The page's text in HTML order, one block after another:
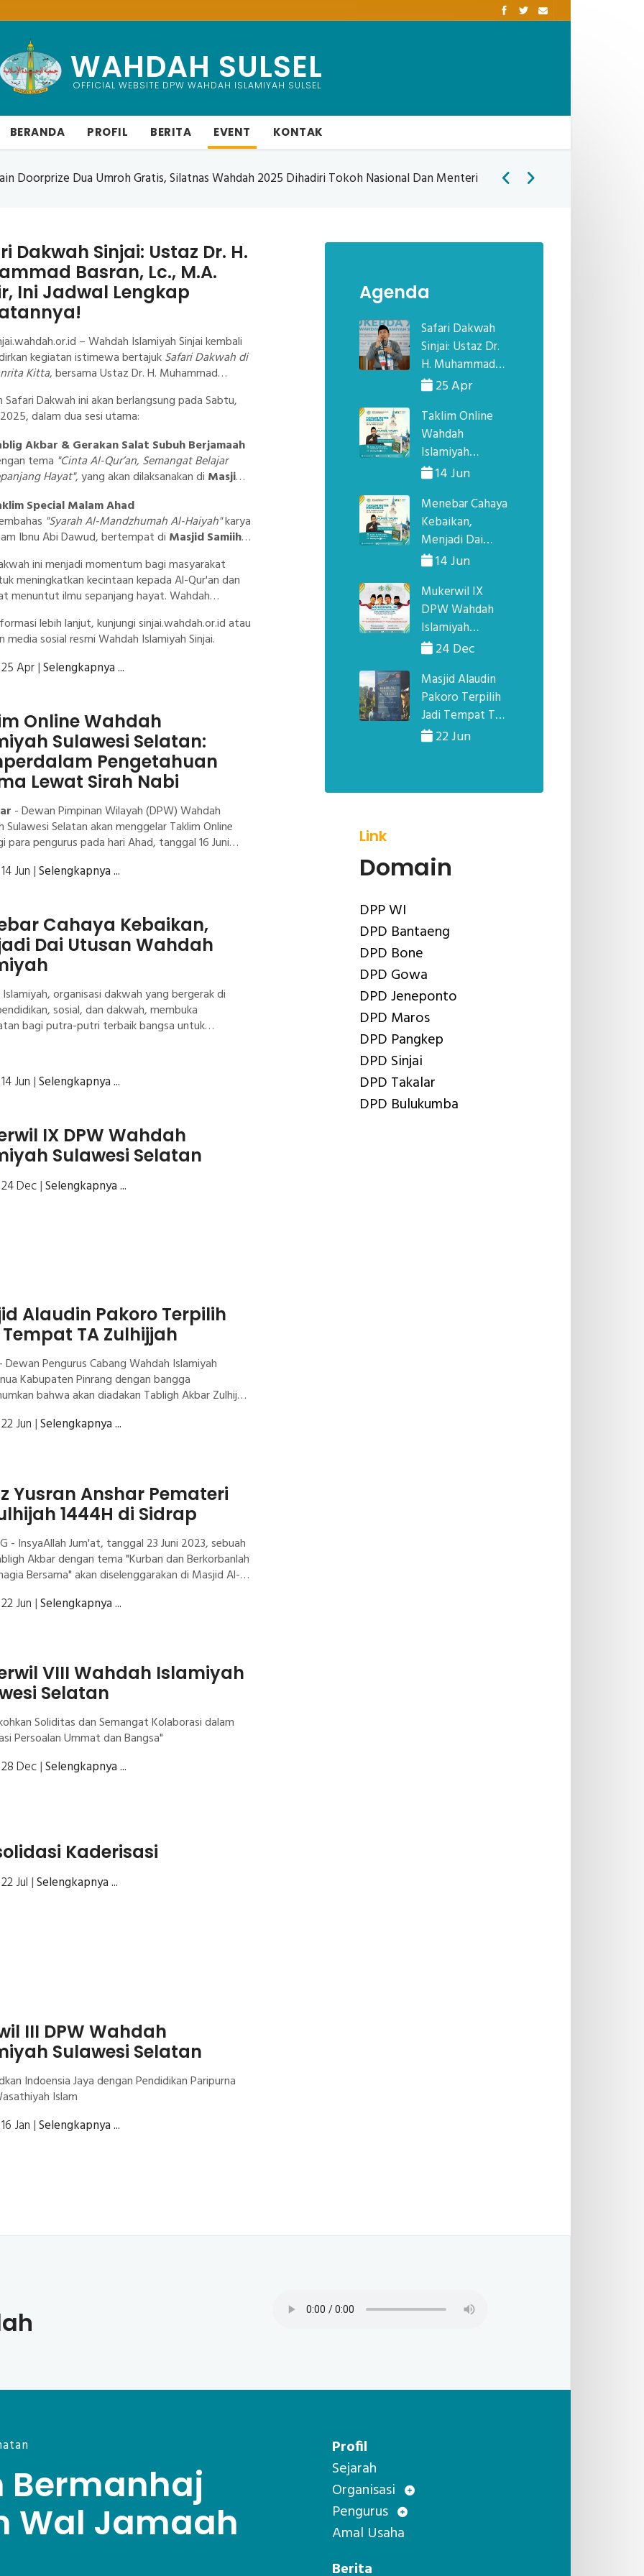
WAHDAH SULSEL
OFFICIAL WEBSITE DPW WAHDAH ISLAMIYAH SULSEL
BERANDA PROFIL BERITA EVENT KONTAK
Islamiyah Luwu Timur Gelar Pengukuhan Dan Upgrading, Perkuat Soliditas Kader Dakwah
Dakwah Sinjai: Ustaz Dr. H.
Basran, Lc., M.A.
Ini Jadwal Lengkap
– Wahdah Islamiyah Sinjai kembali
kegiatan istimewa bertajukSafari Dakwah di
Kitta, bersama Ustaz Dr. H. Muhammad
Kerajaan Saudi Arabia, dan dosen di IAI
Safari Dakwah ini akan berlangsung pada Sabtu,
dalam dua sesi utama:
Akbar & Gerakan Salat Subuh Berjamaah
tema "Cinta Al-Qur’an, Semangat Belajar
Hayat", yang akan dilaksanakan di Masjid
. Special Malam Ahad
"Syarah Al-Mandzhumah Al-Haiyah"karya
Ibnu Abi Dawud, bertempat di Masjid Samiih
.
ini menjadi momentum bagi masyarakat
meningkatkan kecintaan kepada Al-Qur'an dan
menuntut ilmu sepanjang hayat. Wahdah
dan meramaikan acara ini.
lebih lanjut, kunjungisinjai.wahdah.or.idatau
media sosial resmi Wahdah Islamiyah Sinjai.
Apr|Selengkapnya ...
Online Wahdah
Sulawesi Selatan:
Pengetahuan
Lewat Sirah Nabi
- Dewan Pimpinan Wilayah (DPW) Wahdah
Sulawesi Selatan akan menggelar Taklim Online
para pengurus pada hari Ahad, tanggal 16 Juni
mempererat silaturahmi antar anggota.
Jun |Selengkapnya ...
Cahaya Kebaikan,
Dai Utusan Wahdah
organisasi dakwah yang bergerak di
sosial, dan dakwah, membuka
bagi putra-putri terbaik bangsa untuk
Jun |Selengkapnya ...
IX DPW Wahdah
Sulawesi Selatan
Dec|Selengkapnya ...
Alaudin Pakoro Terpilih
TA Zulhijjah
Dewan Pengurus Cabang Wahdah Islamiyah
Kabupaten Pinrang dengan bangga
bahwa akan diadakan Tabligh Akbar Zulhijah
pada InsyaAllah hari Jumat, tanggal 23 Zulhijah
Jun |Selengkapnya ...
Yusran Anshar Pemateri
1444H di Sidrap
- InsyaAllah Jum'at, tanggal 23 Juni 2023, sebuah
Akbar dengan tema "Kurban dan Berkorbanlah
Bersama" akan diselenggarakan di Masjid Al-
Jun |Selengkapnya ...
VIII Wahdah Islamiyah
Selatan
Soliditas dan Semangat Kolaborasi dalam
Persoalan Ummat dan Bangsa"
Dec|Selengkapnya ...
Kaderisasi
Jul |Selengkapnya ...
III DPW Wahdah
Sulawesi Selatan
Indoensia Jaya dengan Pendidikan Paripurna
Islam
Jan |Selengkapnya ...
Agenda
Safari Dakwah
Sinjai: Ustaz Dr.
H. Muhammad
Basran, Lc., M.A.
Lengkap
Kegiatannya!
25 Apr
Taklim Online
Wahdah
Islamiyah
Sulawesi Selatan:
Pengetahuan
Agama Lewat
Sirah Nabi
14 Jun
Menebar Cahaya
Kebaikan,
Menjadi Dai
Utusan Wahdah
14 Jun
Mukerwil IX
DPW Wahdah
Islamiyah
Sulawesi Selatan
24 Dec
Masjid Alaudin
Pakoro Terpilih
Jadi Tempat TA
Zulhijjah
22 Jun
Link
Domain
DPP WI
DPD Bantaeng
DPD Bone
DPD Gowa
DPD Jeneponto
DPD Maros
DPD Pangkep
DPD Sinjai
DPD Takalar
DPD Bulukumba
Bermanhaj
Wal Jamaah
Profil
Sejarah
Organisasi
Pengurus
Amal Usaha
Berita